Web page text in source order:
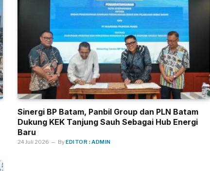
Sinergi BP Batam, Panbil Group dan PLN Batam
Dukung KEK Tanjung Sauh Sebagai Hub Energi
Baru
24 Juli 2026 ByEDITOR : ADMIN